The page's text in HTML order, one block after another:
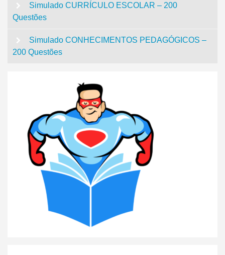
Simulado CURRÍCULO ESCOLAR – 200
Questões
Simulado CONHECIMENTOS PEDAGÓGICOS –
200 Questões